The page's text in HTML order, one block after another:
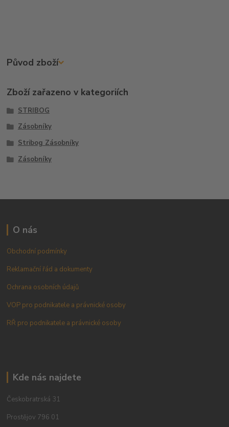
Původ zboží
Zboží zařazeno v kategoriích
STRIBOG
Zásobníky
Stribog Zásobníky
Zásobníky
O nás
Obchodní podmínky
Reklamační řád a dokumenty
Ochrana osobních údajů
VOP pro podnikatele a právnické osoby
RŘ pro podnikatele a právnické osoby
Kde nás najdete
Českobratrská 31
Prostějov 796 01